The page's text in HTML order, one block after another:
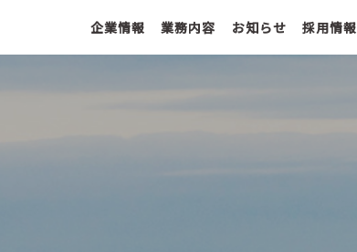
企業情報 業務内容 お知らせ 採用情報